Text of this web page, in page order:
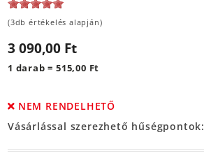
(3db értékelés alapján)
3 090,00 Ft
1 darab = 515,00 Ft
NEM RENDELHETŐ
Vásárlással szerezhető hűségpontok: